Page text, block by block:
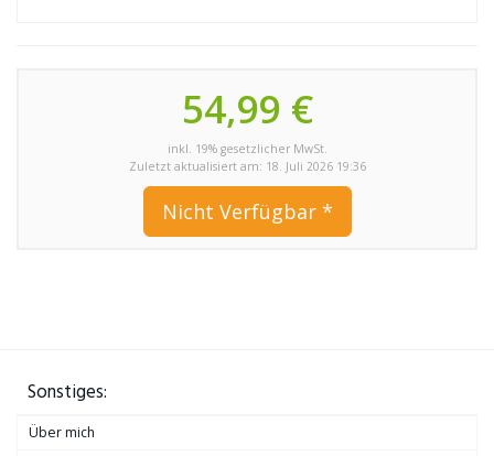
54,99 €
inkl. 19% gesetzlicher MwSt.
Zuletzt aktualisiert am: 18. Juli 2026 19:36
Nicht Verfügbar *
Sonstiges:
Über mich